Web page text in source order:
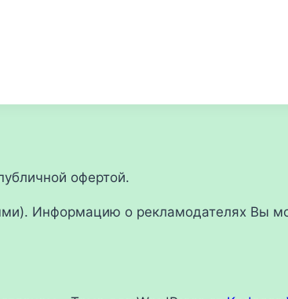
офертой.
Информацию о рекламодателях Вы